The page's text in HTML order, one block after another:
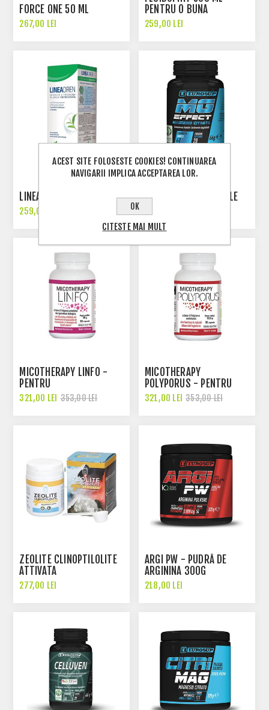
FORCE ONE 50 ML
267,00 LEI
PENTRU O BUNA
MICROCIRCULATIE
259,00 LEI
LINEADREN 500 ML
259,00 LEI
CITRATO - 60 CAPSULE
MICOTHERAPY LINFO -
PENTRU
MICROCIRCULATIE
321,00 LEI 353,00 LEI
MICOTHERAPY
POLYPORUS - PENTRU
RETENTIA HIDRICA
321,00 LEI 353,00 LEI
ZEOLITE CLINOPTILOLITE
ATTIVATA
277,00 LEI
ARGI PW - PUDRĂ DE
ARGININA 300G
218,00 LEI
ACEST SITE FOLOSESTE COOKIES! CONTINUAREA
NAVIGARII IMPLICA ACCEPTAREA LOR.
OK
CITESTE MAI MULT